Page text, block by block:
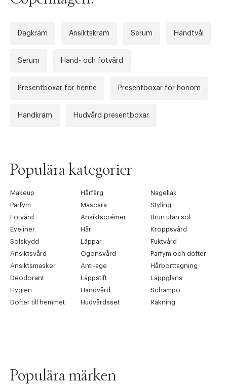
Dagkräm Ansiktskräm Serum Handtvål
Serum Hand- och fotvård
Presentboxar för henne Presentboxar för honom
Handkräm Hudvård presentboxar
Populära kategorier
Makeup Hårfärg
Nagellak
Parfym
Mascara
Styling
Fotvård
Ansiktscrémer
Brun utan sol
Eyeliner
Hår
Kroppsvård
Solskydd
Läppar
Fuktvård
Ansiktsvård
Ögonsvård
Parfym och dofter
Ansiktsmasker
Anti-age
Hårborttagning
Deodorant
Läppstift
Läppglans
Hygien
Handvård
Schampo
Dofter till hemmet
Hudvårdsset Rakning
Populära märken